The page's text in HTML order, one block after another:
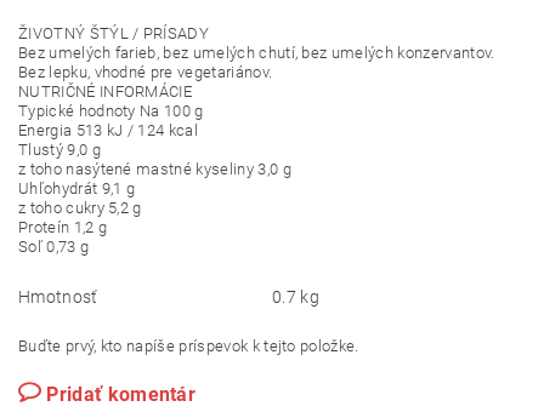
ŽIVOTNÝ ŠTÝL / PRÍSADY
Bez umelých farieb, bez umelých chutí, bez umelých konzervantov.
Bez lepku, vhodné pre vegetariánov.
NUTRIČNÉ INFORMÁCIE
Typické hodnoty Na 100 g
Energia 513 kJ / 124 kcal
Tlustý 9,0 g
z toho nasýtené mastné kyseliny 3,0 g
Uhľohydrát 9,1 g
z toho cukry 5,2 g
Proteín 1,2 g
Soľ 0,73 g
Hmotnosť 0.7 kg
Buďte prvý, kto napíše príspevok k tejto položke.
Pridať komentár